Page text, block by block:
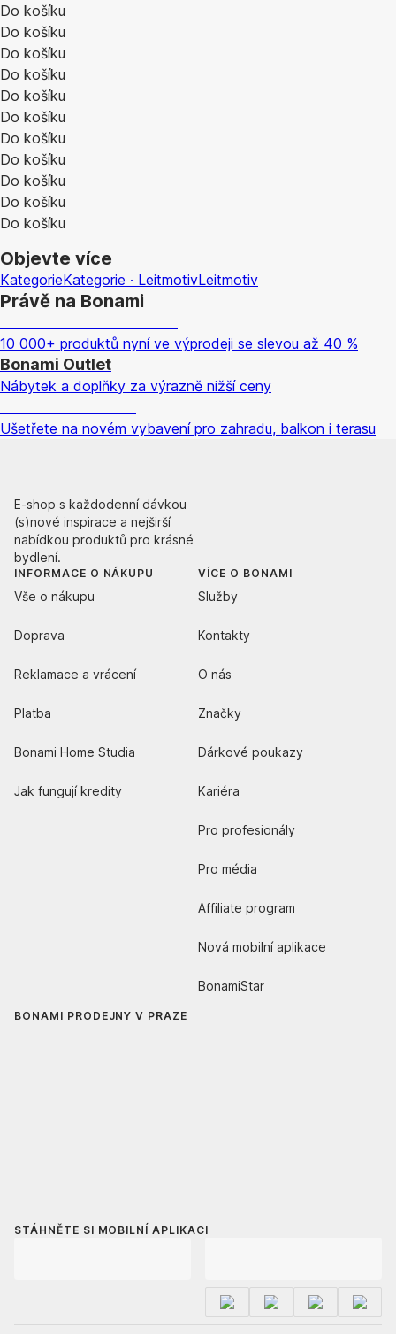
Do košíku
Do košíku
Do košíku
Do košíku
Do košíku
Do košíku
Do košíku
Do košíku
Do košíku
Do košíku
Do košíku
Objevte více
KategorieKategorie · LeitmotivLeitmotiv
Právě na Bonami
10 000+ produktů nyní ve výprodeji se slevou až 40 %
Bonami Outlet
Nábytek a doplňky za výrazně nižší ceny
Ušetřete na novém vybavení pro zahradu, balkon i terasu
E-shop s každodenní dávkou
(s)nové inspirace a nejširší
nabídkou produktů pro krásné
bydlení.
INFORMACE O NÁKUPU
Vše o nákupu
Doprava
Reklamace a vrácení
Platba
Bonami Home Studia
Jak fungují kredity
VÍCE O BONAMI
Služby
Kontakty
O nás
Značky
Dárkové poukazy
Kariéra
Pro profesionály
Pro média
Affiliate program
Nová mobilní aplikace
BonamiStar
BONAMI PRODEJNY V PRAZE
STÁHNĚTE SI MOBILNÍ APLIKACI